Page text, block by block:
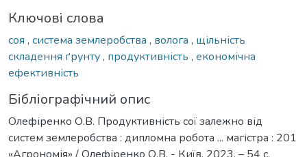
Ключові слова
соя , система землеробства , волога , щільність
складення ґрунту, продуктивність , економічна
ефективність
Бібліографічний опис
Олефіренко О.В. Продуктивність сої залежно від
систем землеробства : дипломна робота ... магістра : 201